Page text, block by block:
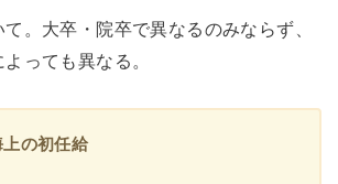
。大卒・院卒で異なるのみならず、
っても異なる。
の初任給